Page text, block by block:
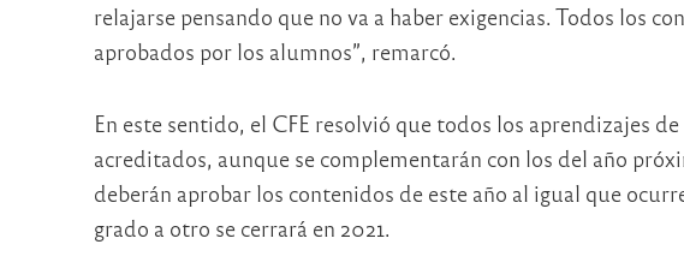
relajarse pensando que no va a haber exigencias. Todos los
aprobados por los alumnos”, remarcó.
En este sentido, el CFE resolvió que todos los aprendizajes
acreditados, aunque se complementarán con los del año
deberán aprobar los contenidos de este año al igual que
grado a otro se cerrará en 2021.